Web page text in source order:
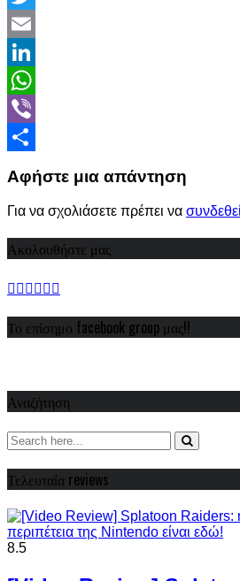
Twitter
Email
LinkedIn
WhatsApp
Viber
Αφήστε μια απάντηση
Για να σχολιάσετε πρέπει να
Ακολουθήστε μας
Το επίσημο facebook group μας!!
Αναζήτηση
Τελευταία reviews
8.5